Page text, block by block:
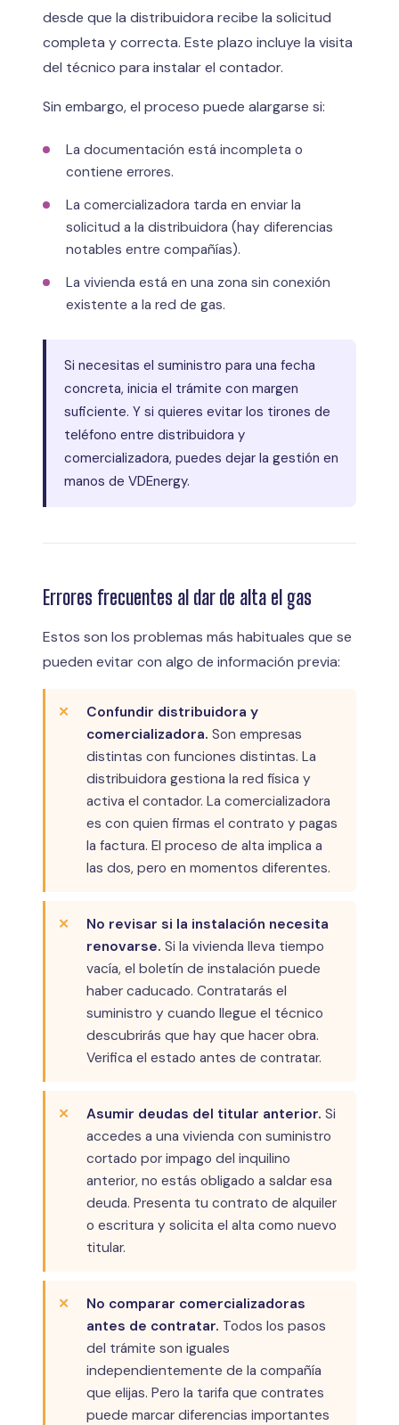
desde que la distribuidora recibe la solicitud
completa y correcta. Este plazo incluye la visita
del técnico para instalar el contador.
Sin embargo, el proceso puede alargarse si:
La documentación está incompleta o
contiene errores.
La comercializadora tarda en enviar la
solicitud a la distribuidora (hay diferencias
notables entre compañías).
La vivienda está en una zona sin conexión
existente a la red de gas.
Si necesitas el suministro para una fecha
concreta, inicia el trámite con margen
suficiente. Y si quieres evitar los tirones de
teléfono entre distribuidora y
comercializadora, puedes dejar la gestión en
manos de VDEnergy.
Errores frecuentes al dar de alta el gas
Estos son los problemas más habituales que se
pueden evitar con algo de información previa:
Confundir distribuidora y
comercializadora. Son empresas
distintas con funciones distintas. La
distribuidora gestiona la red física y
activa el contador. La comercializadora
es con quien firmas el contrato y pagas
la factura. El proceso de alta implica a
las dos, pero en momentos diferentes.
No revisar si la instalación necesita
renovarse. Si la vivienda lleva tiempo
vacía, el boletín de instalación puede
haber caducado. Contratarás el
suministro y cuando llegue el técnico
descubrirás que hay que hacer obra.
Verifica el estado antes de contratar.
Asumir deudas del titular anterior. Si
accedes a una vivienda con suministro
cortado por impago del inquilino
anterior, no estás obligado a saldar esa
deuda. Presenta tu contrato de alquiler
o escritura y solicita el alta como nuevo
titular.
No comparar comercializadoras
antes de contratar. Todos los pasos
del trámite son iguales
independientemente de la compañía
que elijas. Pero la tarifa que contrates
puede marcar diferencias importantes